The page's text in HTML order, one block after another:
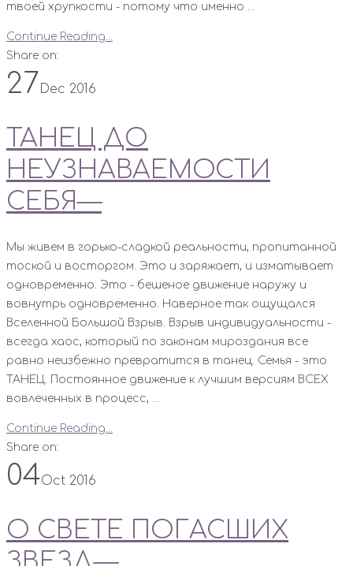
твоей хрупкости - потому что именно ...
Continue Reading...
Share on:
27 Dec 2016
ТАНЕЦ ДО
НЕУЗНАВАЕМОСТИ
СЕБЯ—
Мы живем в горько-сладкой реальности, пропитанной
тоской и восторгом. Это и заряжает, и изматывает
одновременно. Это - бешеное движение наружу и
вовнутрь одновременно. Наверное так ощущался
Вселенной Большой Взрыв. Взрыв индивидуальности -
всегда хаос, который по законам мироздания все
равно неизбежно превратится в танец. Семья - это
ТАНЕЦ. Постоянное движение к лучшим версиям ВСЕХ
вовлеченных в процесс, ...
Continue Reading...
Share on:
04Oct 2016
О СВЕТЕ ПОГАСШИХ